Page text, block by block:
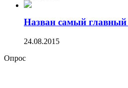
Назван самый
24.08.2015
Опрос